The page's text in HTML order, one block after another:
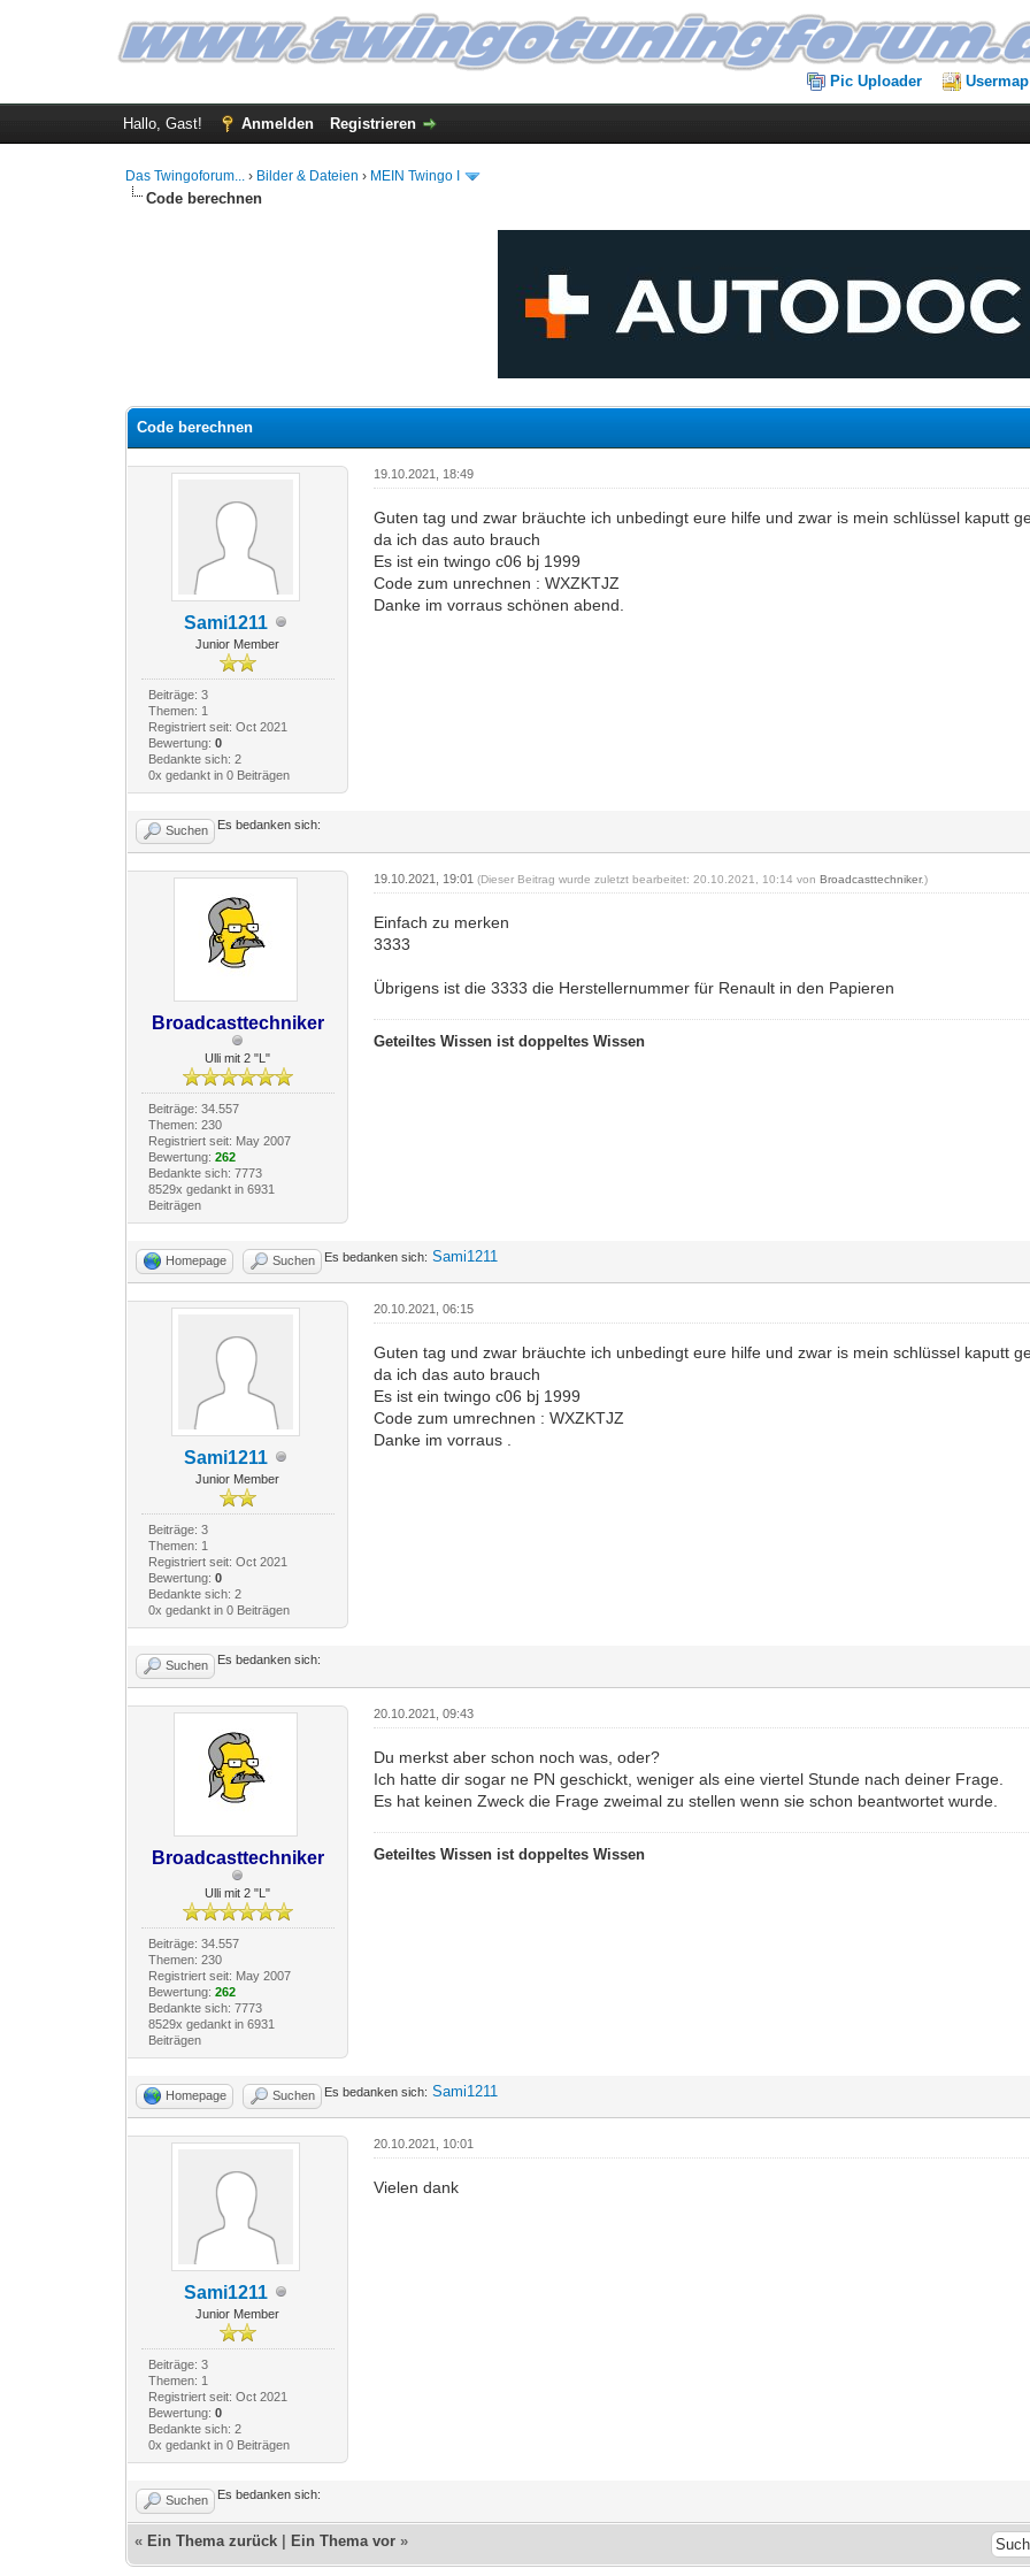
Pic Uploader Usermap
Hallo, Gast! Anmelden Registrieren
Das Twingoforum... › Bilder & Dateien › MEIN Twingo I
Code berechnen
Code berechnen
Sami1211
Junior Member
Beiträge: 3
Themen: 1
Registriert seit: Oct 2021
Bewertung: 0
Bedankte sich: 2
0x gedankt in 0 Beiträgen
19.10.2021, 18:49
Guten tag und zwar bräuchte ich unbedingt eure hilfe und zwar is mein schlüssel kaputt
da ich das auto brauch
Es ist ein twingo c06 bj 1999
Code zum unrechnen : WXZKTJZ
Danke im vorraus schönen abend.
Suchen Es bedanken sich:
Broadcasttechniker
Ulli mit 2 "L"
Beiträge: 34.557
Themen: 230
Registriert seit: May 2007
Bewertung: 262
Bedankte sich: 7773
8529x gedankt in 6931
Beiträgen
19.10.2021, 19:01(Dieser Beitrag wurde zuletzt bearbeitet: 20.10.2021, 10:14 vonBroadcasttechniker.)
Einfach zu merken
3333
Übrigens ist die 3333 die Herstellernummer für Renault in den Papieren
Geteiltes Wissen ist doppeltes Wissen
Homepage Suchen Es bedanken sich: Sami1211
Sami1211
Junior Member
Beiträge: 3
Themen: 1
Registriert seit: Oct 2021
Bewertung: 0
Bedankte sich: 2
0x gedankt in 0 Beiträgen
20.10.2021, 06:15
Guten tag und zwar bräuchte ich unbedingt eure hilfe und zwar is mein schlüssel kaputt
da ich das auto brauch
Es ist ein twingo c06 bj 1999
Code zum umrechnen : WXZKTJZ
Danke im vorraus .
Suchen Es bedanken sich:
Broadcasttechniker
Ulli mit 2 "L"
Beiträge: 34.557
Themen: 230
Registriert seit: May 2007
Bewertung: 262
Bedankte sich: 7773
8529x gedankt in 6931
Beiträgen
20.10.2021, 09:43
Du merkst aber schon noch was, oder?
Ich hatte dir sogar ne PN geschickt, weniger als eine viertel Stunde nach deiner Frage.
Es hat keinen Zweck die Frage zweimal zu stellen wenn sie schon beantwortet wurde.
Geteiltes Wissen ist doppeltes Wissen
Homepage Suchen Es bedanken sich: Sami1211
Sami1211
Junior Member
Beiträge: 3
Themen: 1
Registriert seit: Oct 2021
Bewertung: 0
Bedankte sich: 2
0x gedankt in 0 Beiträgen
20.10.2021, 10:01
Vielen dank
Suchen Es bedanken sich:
« Ein Thema zurück Ein Thema vor »